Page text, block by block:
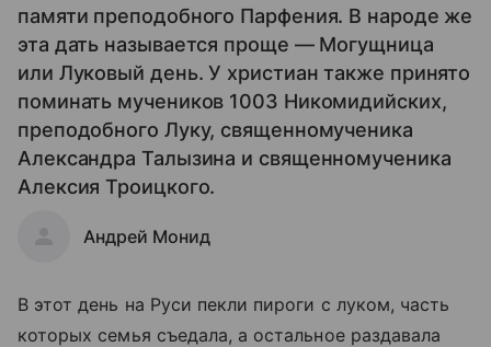
памяти преподобного Парфения. В народе же
эта дать называется проще — Могущница
или Луковый день. У христиан также принято
поминать мучеников 1003 Никомидийских,
преподобного Луку, священномученика
Александра Талызина и священномученика
Алексия Троицкого.
Андрей Монид
В этот день на Руси пекли пироги с луком, часть
которых семья съедала, а остальное раздавала